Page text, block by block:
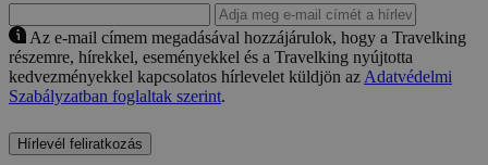
Az e-mail címem megadásával hozzájárulok, hogy a Travelking
részemre, hírekkel, eseményekkel és a Travelking nyújtotta
kedvezményekkel kapcsolatos hírlevelet küldjön az Adatvédelmi
Szabályzatban foglaltak szerint.
Hírlevél feliratkozás